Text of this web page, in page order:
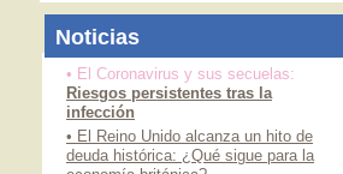
Noticias
• El Reino Unido alcanza un hito de
deuda histórica: ¿Qué sigue para la
• El Coronavirus y sus secuelas:
Riesgos persistentes tras la
infección